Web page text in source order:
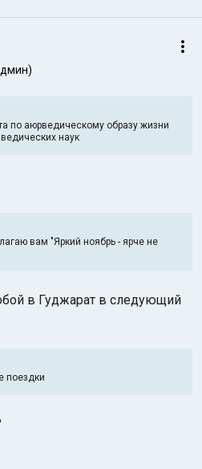
по аюрведическому образу жизни
наук
вам "Яркий ноябрь - ярче не
в Гуджарат в следующий
поездки